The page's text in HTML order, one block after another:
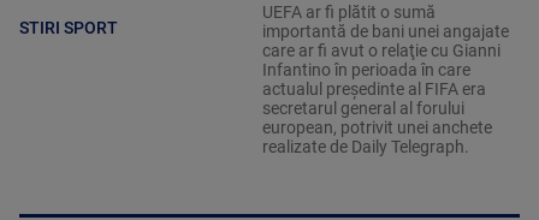
STIRI SPORT
UEFA ar fi plătit o sumă
importantă de bani unei angajate
care ar fi avut o relaţie cu Gianni
Infantino în perioada în care
actualul preşedinte al FIFA era
secretarul general al forului
european, potrivit unei anchete
realizate de Daily Telegraph.